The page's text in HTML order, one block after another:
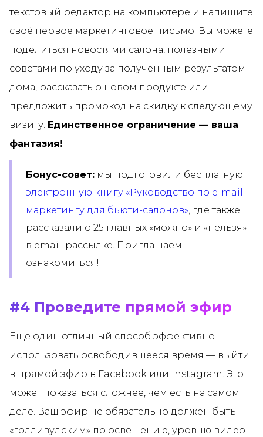
текстовый редактор на компьютере и напишите
своё первое маркетинговое письмо. Вы можете
поделиться новостями салона, полезными
советами по уходу за полученным результатом
дома, рассказать о новом продукте или
предложить промокод на скидку к следующему
визиту. Единственное ограничение — ваша
фантазия!
Бонус-совет: мы подготовили бесплатную
электронную книгу «Руководство по e-mail
маркетингу для бьюти-салонов», где также
рассказали о 25 главных «можно» и «нельзя»
в email-рассылке. Приглашаем
ознакомиться!
#4 Проведите прямой эфир
Еще один отличный способ эффективно
использовать освободившееся время — выйти
в прямой эфир в Facebook или Instagram. Это
может показаться сложнее, чем есть на самом
деле. Ваш эфир не обязательно должен быть
«голливудским» по освещению, уровню видео